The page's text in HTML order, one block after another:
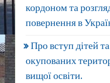
кордоном та
повернення в
Про вступ дітей
окупованих
вищої освіти.